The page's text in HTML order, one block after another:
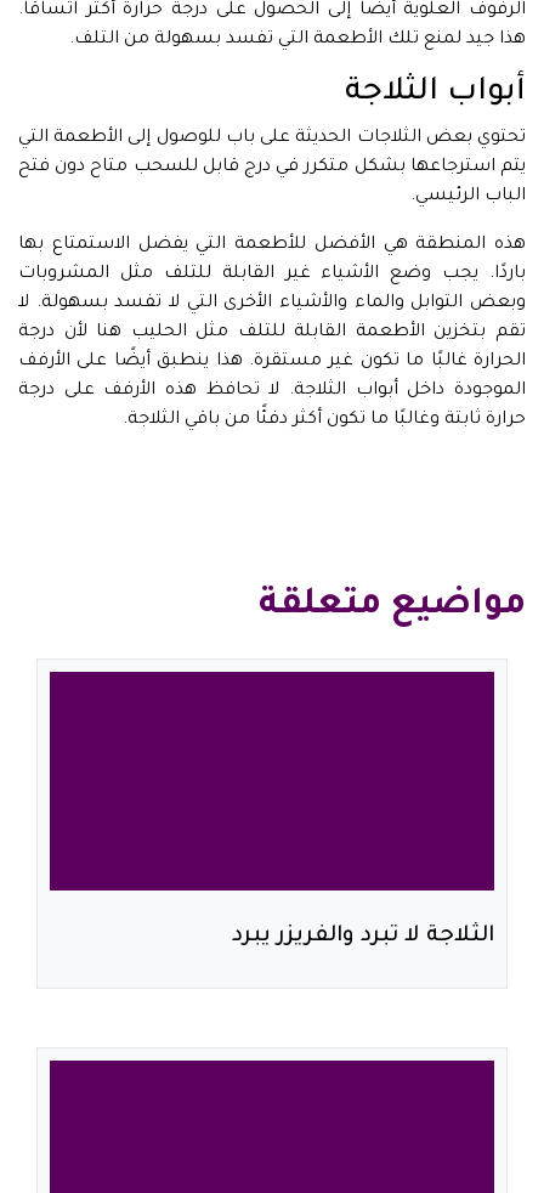
الرفوف العلوية أيضًا إلى الحصول على درجة حرارة أكثر اتساقًا.
هذا جيد لمنع تلك الأطعمة التي تفسد بسهولة من التلف.
أبواب الثلاجة
تحتوي بعض الثلاجات الحديثة على باب للوصول إلى الأطعمة التي
يتم استرجاعها بشكل متكرر في درج قابل للسحب متاح دون فتح
الباب الرئيسي.
هذه المنطقة هي الأفضل للأطعمة التي يفضل الاستمتاع بها
باردًا. يجب وضع الأشياء غير القابلة للتلف مثل المشروبات
وبعض التوابل والماء والأشياء الأخرى التي لا تفسد بسهولة. لا
تقم بتخزين الأطعمة القابلة للتلف مثل الحليب هنا لأن درجة
الحرارة غالبًا ما تكون غير مستقرة. هذا ينطبق أيضًا على الأرفف
الموجودة داخل أبواب الثلاجة. لا تحافظ هذه الأرفف على درجة
حرارة ثابتة وغالبًا ما تكون أكثر دفئًا من باقي الثلاجة.
مواضيع متعلقة
الثلاجة لا تبرد والفريزر يبرد